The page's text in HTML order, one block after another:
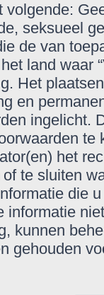
volgende:
seksueel
de van
land waar
Het
en
ingelicht.
het
te sluiten
die
informatie
kunnen
gehouden